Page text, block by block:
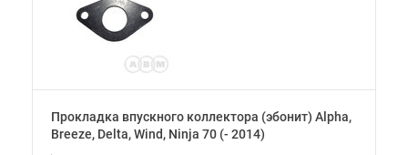
Прокладка впускного коллектора (эбонит) Alpha,
Breeze, Delta, Wind, Ninja 70 (- 2014)